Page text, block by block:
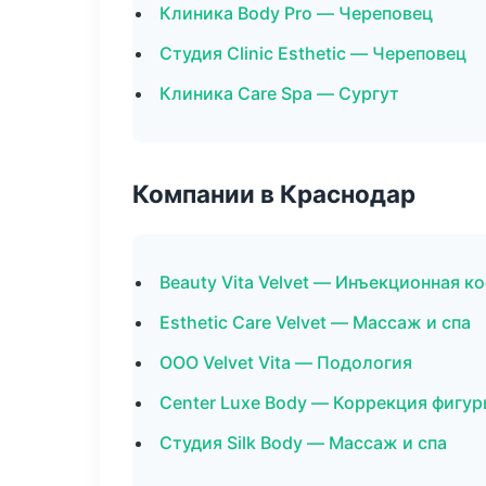
Клиника Body Pro — Череповец
Студия Clinic Esthetic — Череповец
Клиника Care Spa — Сургут
Компании в Краснодар
Beauty Vita Velvet — Инъекционная
Esthetic Care Velvet — Массаж и спа
ООО Velvet Vita — Подология
Center Luxe Body — Коррекция
Студия Silk Body — Массаж и спа